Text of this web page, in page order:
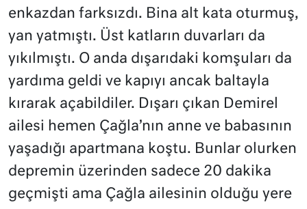
enkazdan farksızdı. Bina alt kata oturmuş,
yan yatmıştı. Üst katların duvarları da
yıkılmıştı. O anda dışarıdaki komşuları da
yardıma geldi ve kapıyı ancak baltayla
kırarak açabildiler. Dışarı çıkan Demirel
ailesi hemen Çağla’nın anne ve babasının
yaşadığı apartmana koştu. Bunlar olurken
depremin üzerinden sadece 20 dakika
geçmişti ama Çağla ailesinin olduğu yere